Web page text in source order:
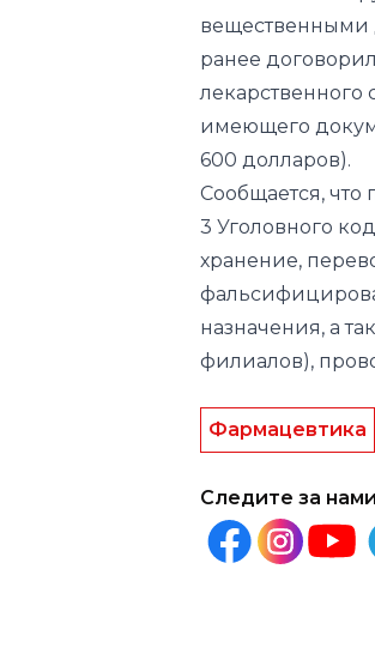
вещественными
ранее
лекарственного
имеющего
600 долларов).
Сообщается, что
3 Уголовного
хранение,
назначения, а
филиалов),
Фармацевтика
Следите за